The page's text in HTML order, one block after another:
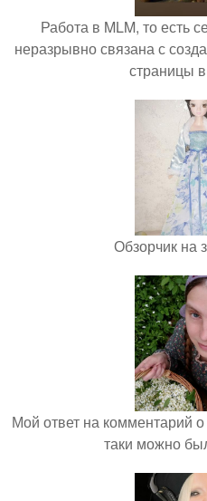
Работа в MLM, то есть
неразрывно связана с
страницы
Обзорчик на
Мой ответ на комментарий
таки можно